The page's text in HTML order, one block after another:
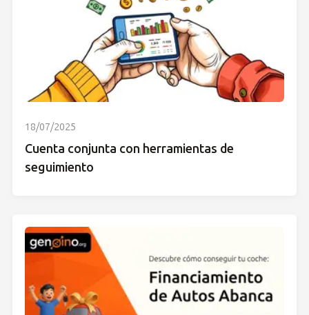
18/07/2025
Cuenta conjunta con herramientas de
seguimiento